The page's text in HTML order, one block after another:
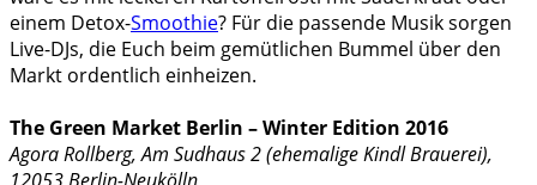
einem Detox-Smoothie? Für die passende Musik sorgen
Live-DJs, die Euch beim gemütlichen Bummel über den
Markt ordentlich einheizen.
The Green Market Berlin – Winter Edition 2016
Agora Rollberg, Am Sudhaus 2 (ehemalige Kindl Brauerei),